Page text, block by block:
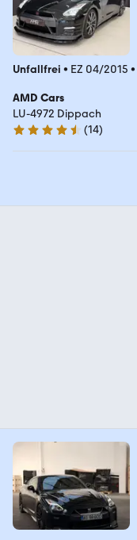
Unfallfrei • EZ 04/2015 •
AMD Cars
LU-4972 Dippach
4.7 Sterne
(14)